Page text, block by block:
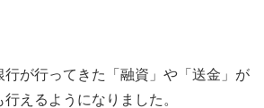
行が行ってきた「融資」や「送金」が
えるようになりました。